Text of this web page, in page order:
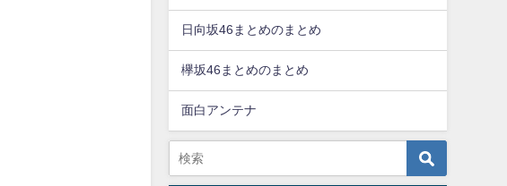
日向坂46まとめのまとめ
欅坂46まとめのまとめ
面白アンテナ